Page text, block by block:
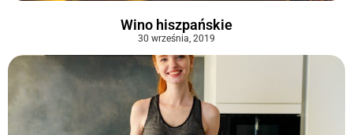
Wino hiszpańskie
30 września, 2019